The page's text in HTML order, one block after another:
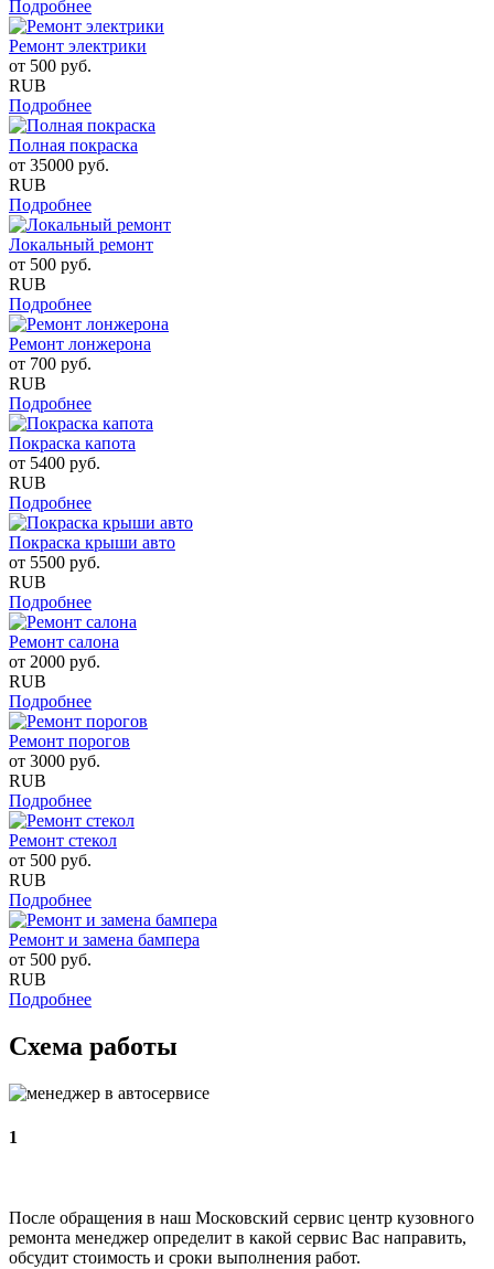
Подробнее
Ремонт электрики
от 500 руб.
RUB
Подробнее
Полная покраска
от 35000 руб.
RUB
Подробнее
Локальный ремонт
от 500 руб.
RUB
Подробнее
Ремонт лонжерона
от 700 руб.
RUB
Подробнее
Покраска капота
от 5400 руб.
RUB
Подробнее
Покраска крыши авто
от 5500 руб.
RUB
Подробнее
Ремонт салона
от 2000 руб.
RUB
Подробнее
Ремонт порогов
от 3000 руб.
RUB
Подробнее
Ремонт стекол
от 500 руб.
RUB
Подробнее
Ремонт и замена бампера
от 500 руб.
RUB
Подробнее
Схема работы
1
После обращения в наш Московский сервис центр кузовного
ремонта менеджер определит в какой сервис Вас направить,
обсудит стоимость и сроки выполнения работ.